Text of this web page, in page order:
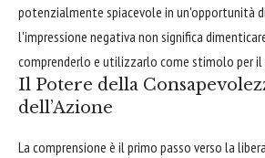
potenzialmente spiacevole in un'opportunità
l'impressione negativa non significa
comprenderlo e utilizzarlo come stimolo per il
Il Potere della
dell’Azione
La comprensione è il primo passo verso la